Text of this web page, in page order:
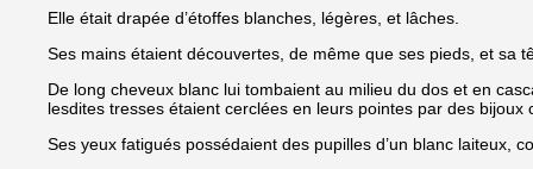
Elle était drapée d’étoffes blanches, légères, et lâches.
Ses mains étaient découvertes, de même que ses pieds, et sa
De long cheveux blanc lui tombaient au milieu du dos et en
lesdites tresses étaient cerclées en leurs pointes par des
Ses yeux fatigués possédaient des pupilles d’un blanc laiteux,